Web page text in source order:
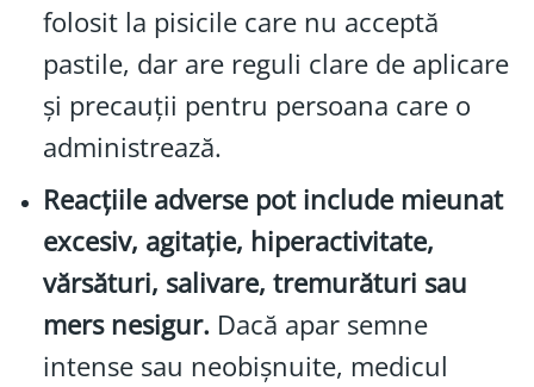
folosit la pisicile care nu acceptă
pastile, dar are reguli clare de aplicare
și precauții pentru persoana care o
administrează.
Reacțiile adverse pot include mieunat
excesiv, agitație, hiperactivitate,
vărsături, salivare, tremurături sau
mers nesigur. Dacă apar semne
intense sau neobișnuite, medicul